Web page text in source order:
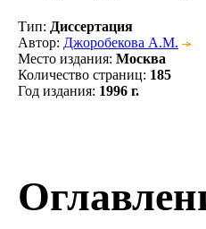
Тип: Диссертация
Автор: Джоробекова А.М.
Место издания: Москва
Количество страниц: 185
Год издания: 1996 г.